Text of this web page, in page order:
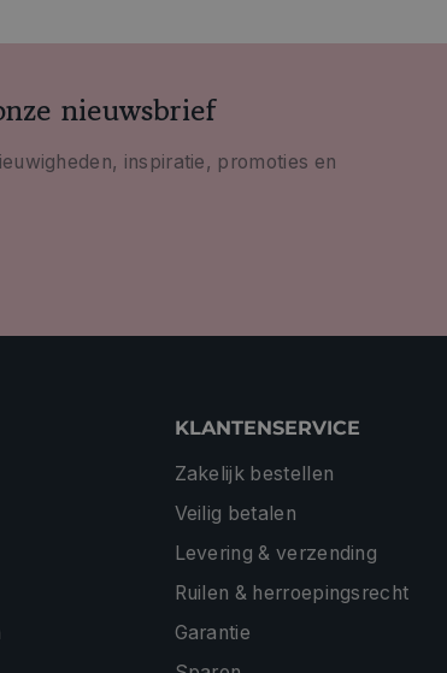
nieuwsbrief
inspiratie, promoties en
KLANTENSERVICE
Zakelijk bestellen
Veilig betalen
Levering & verzending
Ruilen & herroepingsrecht
Garantie